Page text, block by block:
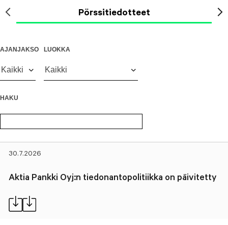
Pörssitiedotteet
AJANJAKSO
Kaikki
HAKU
LUOKKA
Kaikki
30.7.2026
Aktia Pankki Oyj:n tiedonantopolitiikka on päivitetty